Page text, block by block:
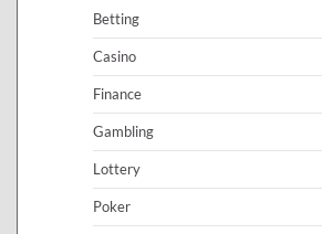
Betting
Casino
Finance
Gambling
Lottery
Poker